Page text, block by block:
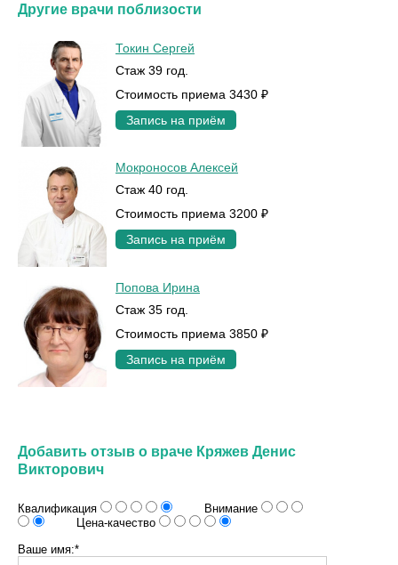
Другие врачи поблизости
Токин Сергей
Стаж 39 год.
Стоимость приема 3430 ₽
Запись на приём
Мокроносов Алексей
Стаж 40 год.
Стоимость приема 3200 ₽
Запись на приём
Попова Ирина
Стаж 35 год.
Стоимость приема 3850 ₽
Запись на приём
Добавить отзыв о враче Кряжев Денис
Викторович
Квалификация
Внимание
Цена-качество
Ваше имя:*